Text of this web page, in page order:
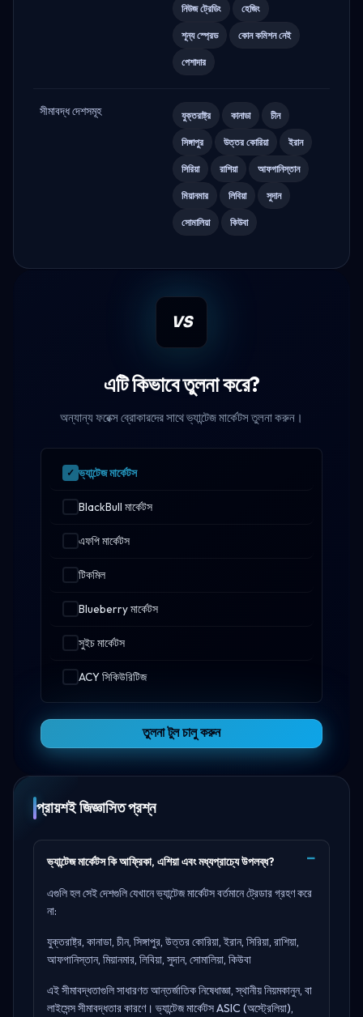
নিউজ ট্রেডিং হেজিং
শূন্য স্প্রেড কোন কমিশন নেই
পেশাদার
সীমাবদ্ধ দেশসমূহ যুক্তরাষ্ট্র কানাডা চীন
সিঙ্গাপুর উত্তর কোরিয়া ইরান
সিরিয়া রাশিয়া আফগানিস্তান
মিয়ানমার লিবিয়া সুদান
সোমালিয়া কিউবা
VS
এটি কিভাবে তুলনা করে?
অন্যান্য ফরেক্স ব্রোকারদের সাথে ভ্যান্টেজ মার্কেটস তুলনা করুন।
ভ্যান্টেজ মার্কেটস
BlackBull মার্কেটস
এফপি মার্কেটস
টিকমিল
Blueberry মার্কেটস
সুইচ মার্কেটস
ACY সিকিউরিটিজ
তুলনা টুল চালু করুন
প্রায়শই জিজ্ঞাসিত প্রশ্ন
ভ্যান্টেজ মার্কেটস কি আফ্রিকা, এশিয়া এবং মধ্যপ্রাচ্যে উপলব্ধ?
এগুলি হল সেই দেশগুলি যেখানে ভ্যান্টেজ মার্কেটস বর্তমানে ট্রেডার গ্রহণ করে
না:
যুক্তরাষ্ট্র, কানাডা, চীন, সিঙ্গাপুর, উত্তর কোরিয়া, ইরান, সিরিয়া, রাশিয়া,
আফগানিস্তান, মিয়ানমার, লিবিয়া, সুদান, সোমালিয়া, কিউবা
এই সীমাবদ্ধতাগুলি সাধারণত আন্তর্জাতিক নিষেধাজ্ঞা, স্থানীয় নিয়মকানুন, বা
লাইসেন্স সীমাবদ্ধতার কারণে। ভ্যান্টেজ মার্কেটসASIC (অস্ট্রেলিয়া),